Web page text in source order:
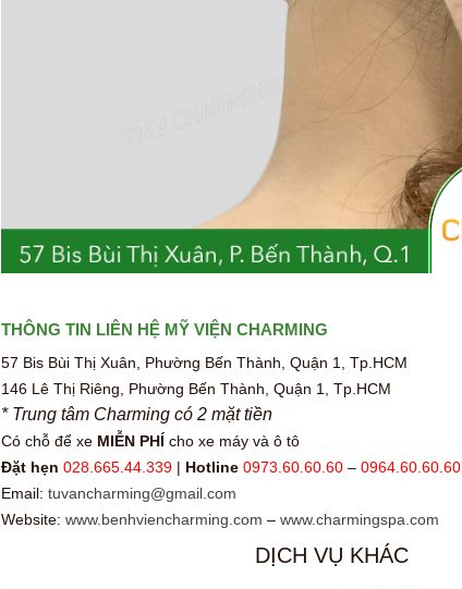
THÔNG TIN LIÊN HỆ MỸ VIỆN CHARMING
57 Bis Bùi Thị Xuân, Phường Bến Thành, Quận 1, Tp.HCM
146 Lê Thị Riêng, Phường Bến Thành, Quận 1, Tp.HCM
* Trung tâm Charming có 2 mặt tiền
Có chỗ để xe MIỄN PHÍ cho xe máy và ô tô
Đặt hẹn 028.665.44.339| Hotline 0973.60.60.60– 0964.60.60.60
Email: tuvancharming@gmail.com
Website: www.benhviencharming.com – www.charmingspa.com
DỊCH VỤ KHÁC